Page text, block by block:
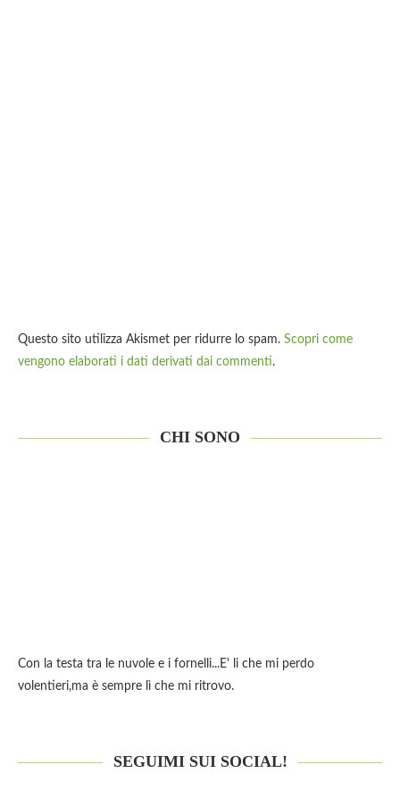
Questo sito utilizza Akismet per ridurre lo spam. Scopri come
vengono elaborati i dati derivati dai commenti.
CHI SONO
Con la testa tra le nuvole e i fornelli...E' li che mi perdo
volentieri,ma è sempre lì che mi ritrovo.
SEGUIMI SUI SOCIAL!